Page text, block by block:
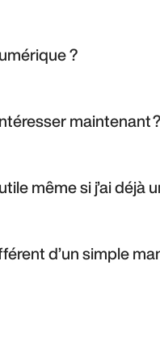
?
maintenant ?
même si j’ai déjà
d’un simple